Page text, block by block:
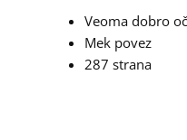
Veoma dobro
Mek povez
287 strana